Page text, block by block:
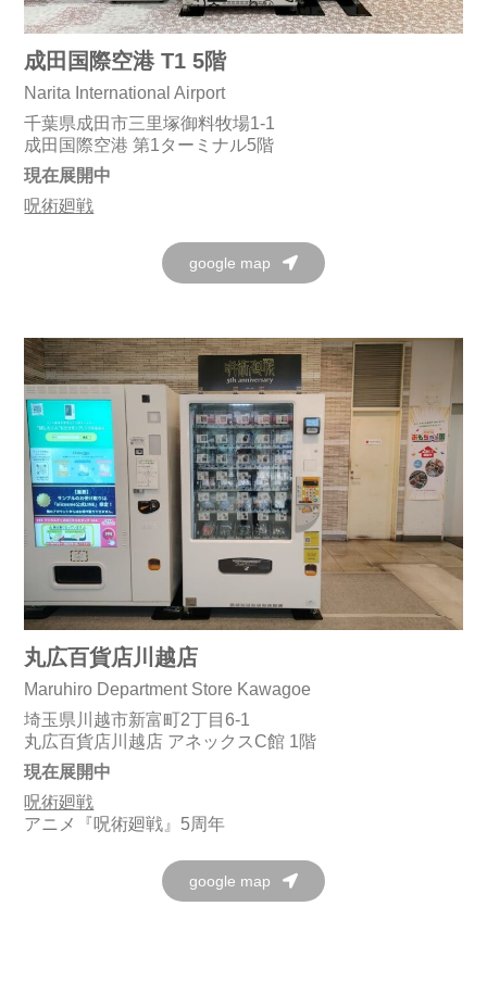
成田国際空港 T1 5階
Narita International Airport
千葉県成田市三里塚御料牧場1-1
成田国際空港 第1ターミナル5階
現在展開中
呪術廻戦
google map
丸広百貨店川越店
Maruhiro Department Store Kawagoe
埼玉県川越市新富町2丁目6-1
丸広百貨店川越店 アネックスC館 1階
現在展開中
呪術廻戦
アニメ『呪術廻戦』5周年
google map